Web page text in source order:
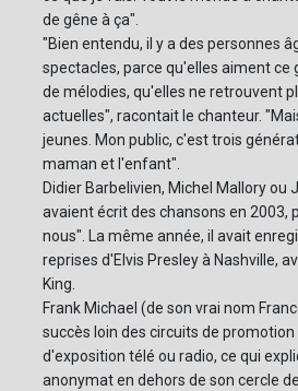
de gêne à ça".
"Bien entendu, il y a des personnes
spectacles, parce qu'elles aiment ce
de mélodies, qu'elles ne retrouvent
actuelles", racontait le chanteur.
jeunes. Mon public, c'est trois
maman et l'enfant".
Didier Barbelivien, Michel Mallory ou
avaient écrit des chansons en 2003,
nous". La même année, il avait
reprises d'Elvis Presley à Nashville,
King.
Frank Michael (de son vrai nom
succès loin des circuits de
d'exposition télé ou radio, ce qui
anonymat en dehors de son cercle